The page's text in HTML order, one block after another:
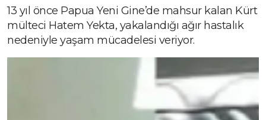
13 yıl önce Papua Yeni Gine’de mahsur kalan Kürt
mülteci Hatem Yekta, yakalandığı ağır hastalık
nedeniyle yaşam mücadelesi veriyor.